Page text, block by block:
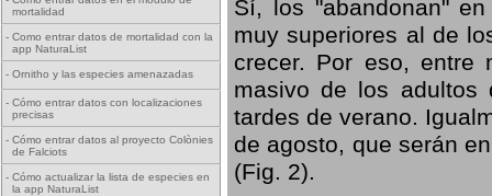
mortalidad
- Como entrar datos de mortalidad con la
app NaturaList
- Ornitho y las especies amenazadas
- Cómo entrar datos con localizaciones
precisas
- Cómo entrar datos al proyecto Colònies
de Falciots
- Cómo actualizar la lista de especies en
la app NaturaList
Sí, los "abandonan"
muy superiores al de
crecer. Por eso, entre
masivo de los adultos
tardes de verano.
de agosto, que serán
(Fig. 2).